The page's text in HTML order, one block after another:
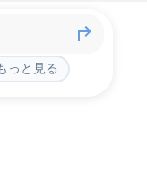
っと見る